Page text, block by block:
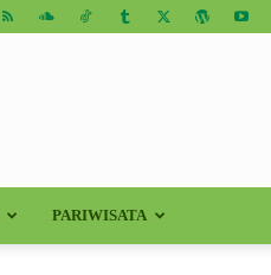
PARIWISATA